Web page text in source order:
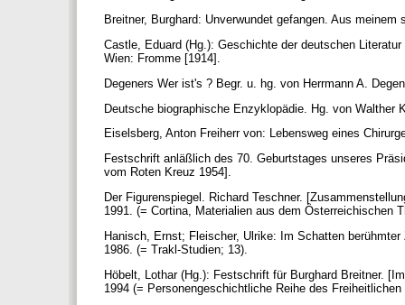
Breitner, Burghard: Unverwundet gefangen. Aus
Castle, Eduard (Hg.): Geschichte der deutschen
Wien: Fromme [1914].
Degeners Wer ist's ? Begr. u. hg. von Herrmann A.
Deutsche biographische Enzyklopädie. Hg. von
Eiselsberg, Anton Freiherr von: Lebensweg eines
Festschrift anläßlich des 70. Geburtstages unseres
vom Roten Kreuz 1954].
Der Figurenspiegel. Richard Teschner.
1991. (= Cortina, Materialien aus dem Österreichischen
Hanisch, Ernst; Fleischer, Ulrike: Im Schatten
1986. (= Trakl-Studien; 13).
Höbelt, Lothar (Hg.): Festschrift für Burghard Breitner.
1994 (= Personengeschichtliche Reihe des